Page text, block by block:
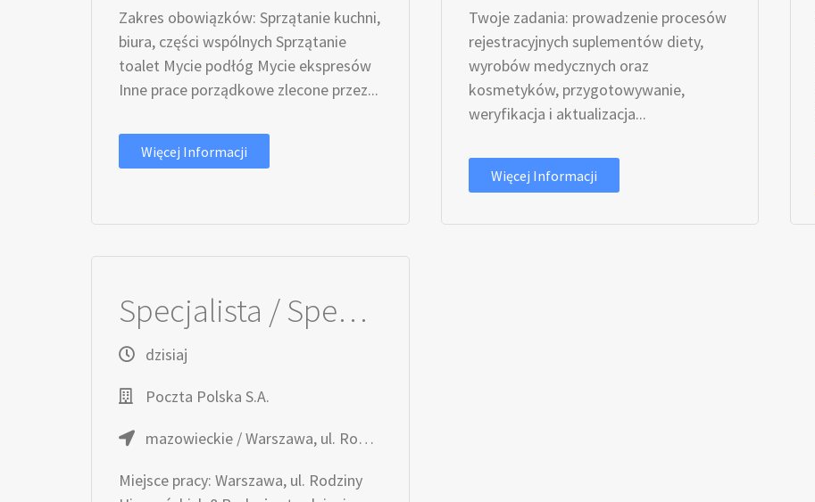
Zakres obowiązków: Sprzątanie kuchni,
biura, części wspólnych Sprzątanie
toalet Mycie podłóg Mycie ekspresów
Inne prace porządkowe zlecone przez...
Więcej Informacji
Twoje zadania: prowadzenie procesów
rejestracyjnych suplementów diety,
wyrobów medycznych oraz
kosmetyków, przygotowywanie,
weryfikacja i aktualizacja...
Więcej Informacji
Specjalista / Specjalistka ds. Rozwoju Biznesu
dzisiaj
Poczta Polska S.A.
mazowieckie / Warszawa, ul. Rodziny Hiszpańskich 8
Miejsce pracy: Warszawa, ul. Rodziny